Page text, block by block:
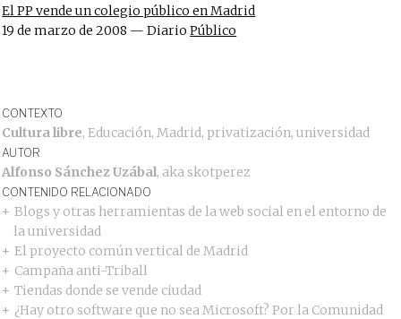
El PP vende un colegio público en Madrid
19 de marzo de 2008 — DiarioPúblico
CONTEXTO
Cultura libre,Educación,Madrid, privatización,universidad
AUTOR
Alfonso Sánchez Uzábal, aka skotperez
CONTENIDO RELACIONADO
Blogs y otras herramientas de la web social en el entorno de
la universidad
El proyecto común vertical de Madrid
Campaña anti-Triball
Tiendas donde se vende ciudad
¿Hay otro software que no sea Microsoft? Por la Comunidad